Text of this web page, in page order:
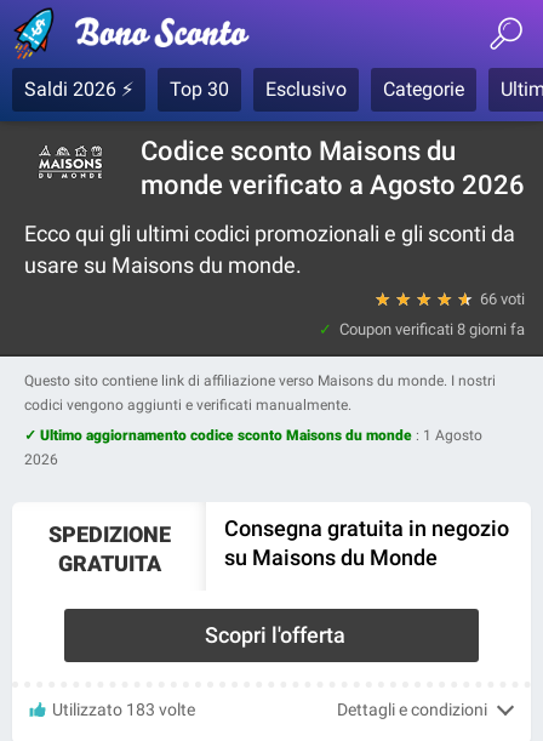
Saldi 2026 ⚡ Top 30 Esclusivo Categorie
Codice sconto Maisons du
monde verificato a Agosto 2026
Ecco qui gli ultimi codici promozionali e gli sconti da
usare su Maisons du monde.
66 voti
★
★
★
★
★
Coupon verificati 8 giorni fa
Questo sito contiene link di affiliazione verso Maisons du monde. I nostri
codici vengono aggiunti e verificati manualmente.
✓ Ultimo aggiornamento codice sconto Maisons du monde : 1 Agosto
2026
SPEDIZIONE
GRATUITA
Consegna gratuita in negozio
su Maisons du Monde
Scopri l'offerta
Utilizzato 183 volte Dettagli e condizioni